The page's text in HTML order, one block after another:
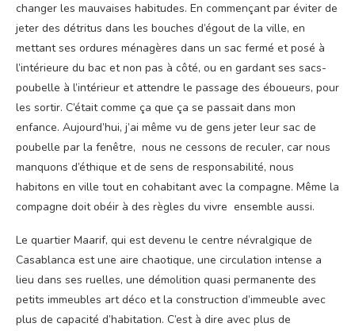
changer les mauvaises habitudes. En commençant par éviter de
jeter des détritus dans les bouches d’égout de la ville, en
mettant ses ordures ménagères dans un sac fermé et posé à
l’intérieure du bac et non pas à côté, ou en gardant ses sacs-
poubelle à l’intérieur et attendre le passage des éboueurs, pour
les sortir. C’était comme ça que ça se passait dans mon
enfance. Aujourd’hui, j’ai même vu de gens jeter leur sac de
poubelle par la fenêtre, nous ne cessons de reculer, car nous
manquons d’éthique et de sens de responsabilité, nous
habitons en ville tout en cohabitant avec la compagne. Même la
compagne doit obéir à des règles du vivre ensemble aussi.
Le quartier Maarif, qui est devenu le centre névralgique de
Casablanca est une aire chaotique, une circulation intense a
lieu dans ses ruelles, une démolition quasi permanente des
petits immeubles art déco et la construction d’immeuble avec
plus de capacité d’habitation. C’est à dire avec plus de